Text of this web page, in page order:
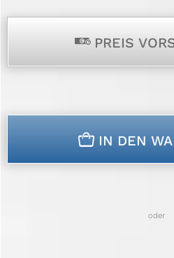
p PREIS
n IN DEN
oder